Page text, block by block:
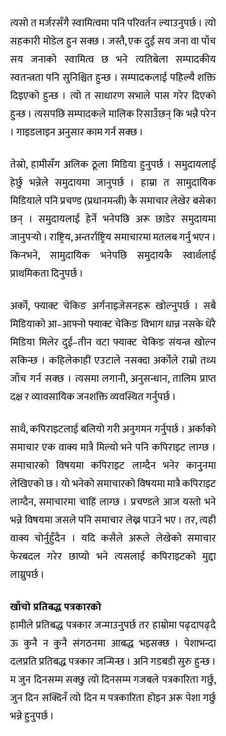
त्यसो त मर्जरसँगै स्वामित्वमा पनि परिवर्तन ल्याउनुपर्छ । त्यो
सहकारी मोडेल हुन सक्छ । जस्तै, एक दुई सय जना वा पाँच
सय जनाको स्वामित्व छ भने त्यतिबेला सम्पादकीय
स्वतन्त्रता पनि सुनिश्चित हुन्छ । सम्पादकलाई पहिल्यै शक्ति
दिइएको हुन्छ । त्यो त साधारण सभाले पास गरेर दिएको
हुन्छ । त्यसपछि सम्पादकले मालिक रिसाउँछन् कि भन्नै परेन
। गाइडलाइन अनुसार काम गर्न सक्छ ।
तेस्रो, हामीसँग अलिक ठूला मिडिया हुनुपर्छ । समुदायलाई
हेर्छु भन्नेले समुदायमा जानुपर्छ । हाम्रा त सामुदायिक
मिडियाले पनि प्रचण्ड (प्रधानमन्त्री) कै समाचार लेखेर बसेका
छन् । समुदायलाई हेर्ने भनेपछि अरू छाडेर समुदायमा
जानुपर्‍यो । राष्ट्रिय, अन्तर्राष्ट्रिय समाचारमा मतलब गर्नु भएन ।
किनभने, सामुदायिक भनेपछि समुदायकै स्वार्थलाई
प्राथमिकता दिनुपर्छ ।
अर्को, फ्याक्ट चेकिङ अर्गनाइजेसनहरू खोल्नुपर्छ । सबै
मिडियाको आ–आफ्नो फ्याक्ट चेकिङ विभाग धान्न नसके धेरै
मिडिया मिलेर दुई–तीन वटा फ्याक्ट चेकिङ संयन्त्र खोल्न
सकिन्छ । कहिलेकाहीं एउटाले नसक्दा अर्कोले राम्रो तथ्य
जाँच गर्न सक्छ । त्यसमा लगानी, अनुसन्धान, तालिम प्राप्त
दक्ष र व्यावसायिक जनशक्ति व्यवस्थित गर्नुपर्छ ।
साथै, कपिराइटलाई बलियो गरी अनुगमन गर्नुपर्छ । अर्काको
समाचार एक वाक्य मात्रै मिल्यो भने पनि कपिराइट लाग्छ ।
समाचारको विषयमा कपिराइट लाग्दैन भनेर कानुनमा
लेखिएको छ । यो भनेको समाचारको विषयमा मात्रै कपिराइट
लाग्दैन, समाचारमा चाहिं लाग्छ । प्रचण्डले आज यस्तो भने
भन्ने विषयमा जसले पनि समाचार लेख्न पाउने भए । तर, त्यही
वाक्य चोर्नुहुँदैन । यदि कसैले अरूले लेखेको समाचार
फेरबदल गरेर छाप्यो भने त्यसलाई कपिराइटको मुद्दा
लाग्नुपर्छ ।
खाँचो प्रतिबद्ध पत्रकारको
हामीले प्रतिबद्ध पत्रकार जन्माउनुपर्छ तर हाम्रोमा पढ्दापढ्दै
ऊ कुनै न कुनै संगठनमा आबद्ध भइसक्छ । पेशाभन्दा
दलप्रति प्रतिबद्ध पत्रकार जन्मिन्छ । अनि गडबडी सुरु हुन्छ ।
म जुन दिनसम्म सक्छु त्यो दिनसम्म गजबले पत्रकारिता गर्छु,
जुन दिन सक्दिनँ त्यो दिन म पत्रकारिता होइन अरू पेशा गर्छु
भन्ने हुनुपर्छ ।